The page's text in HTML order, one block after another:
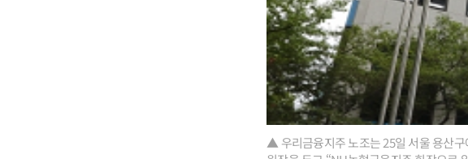
▲ 우리금융지주 노조는 25일 서울 용산